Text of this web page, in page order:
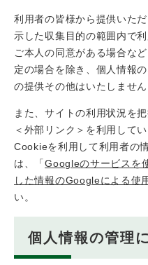
利用者の皆様から提供いた
示した収集目的の範囲内で利
ご本人の同意がある場合な
定の場合を除き、個人情報
の提供その他はいたしません
また、サイトの利用状況を
＜外部リンク＞ を利用して
Cookieを利用して利用者の
は、「Googleのサービスを
した情報のGoogleによる使
い。
個人情報の管理